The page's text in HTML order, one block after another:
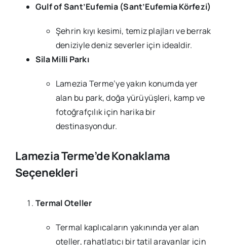
Gulf of Sant’Eufemia (Sant’Eufemia Körfezi)
Şehrin kıyı kesimi, temiz plajları ve berrak
deniziyle deniz severler için idealdir.
Sila Milli Parkı
Lamezia Terme’ye yakın konumda yer
alan bu park, doğa yürüyüşleri, kamp ve
fotoğrafçılık için harika bir
destinasyondur.
Lamezia Terme’de Konaklama
Seçenekleri
Termal Oteller
Termal kaplıcaların yakınında yer alan
oteller, rahatlatıcı bir tatil arayanlar için